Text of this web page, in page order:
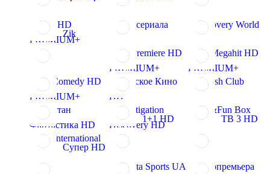
ТНТ HD
PREMIUM+
Мир сериала
Discovery World
Zik
ViP Premiere HD
PREMIUM+
ViP Megahit HD
PREMIUM+
ViP Comedy HD
PREMIUM+
Мужское Кино
HD
English Club
Капитан
Фантастика HD
Investigation
Discovery HD
Fast&Fun Box
1+1 International
1+1 HD ТВ 3 HD
Супер HD
Setanta Sports UA
Кинопремьера